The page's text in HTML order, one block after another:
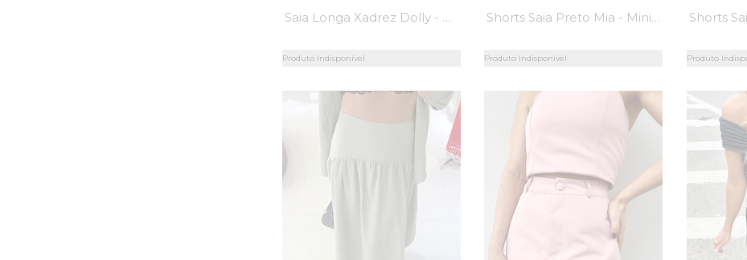
Saia Longa Xadrez Dolly - MiniMoni
Produto Indisponível
Shorts Saia Preto Mia - MiniMoni
Produto Indisponível Produto